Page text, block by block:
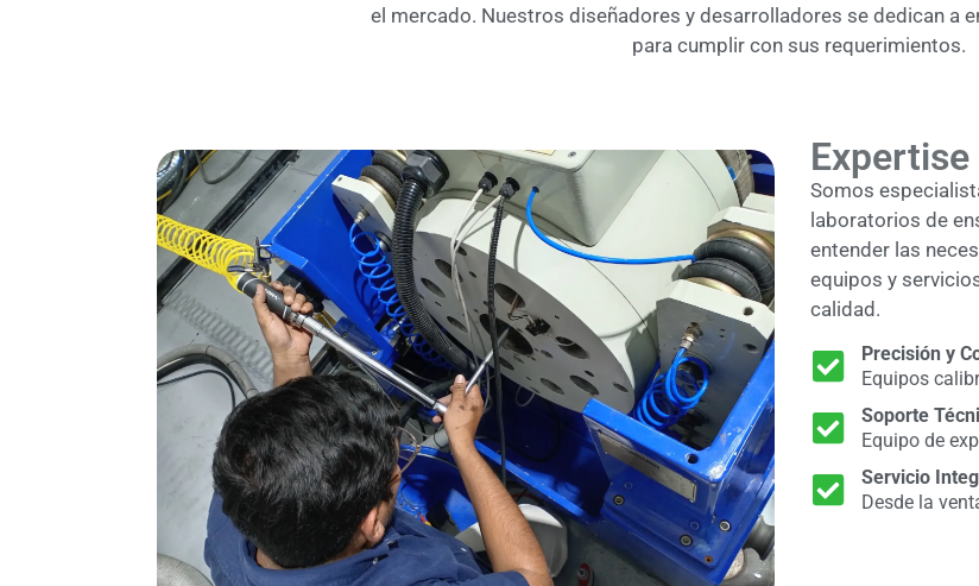
el mercado. Nuestros diseñadores y desarrolladores se dedican a
para cumplir con sus requerimientos.
Somos
laboratorios de
entender las
equipos y
calidad.
Precisión y
Equipos
Soporte
Equipo de
Servicio
Desde la